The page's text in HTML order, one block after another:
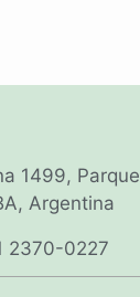
1499, Parque
Argentina
2370-0227